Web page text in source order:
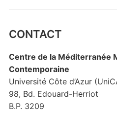
CONTACT
Centre de la Méditerranée
Contemporaine
Université Côte d’Azur
98, Bd. Edouard-Herriot
B.P. 3209